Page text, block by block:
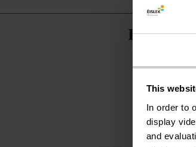
This
In order to
display
and
Infos zur